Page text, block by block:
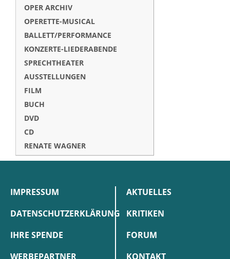
OPER ARCHIV
OPERETTE-MUSICAL
BALLETT/PERFORMANCE
KONZERTE-LIEDERABENDE
SPRECHTHEATER
AUSSTELLUNGEN
FILM
BUCH
DVD
CD
RENATE WAGNER
IMPRESSUM
DATENSCHUTZERKLÄRUNG
IHRE SPENDE
WERBEPARTNER
AKTUELLES
KRITIKEN
FORUM
KONTAKT